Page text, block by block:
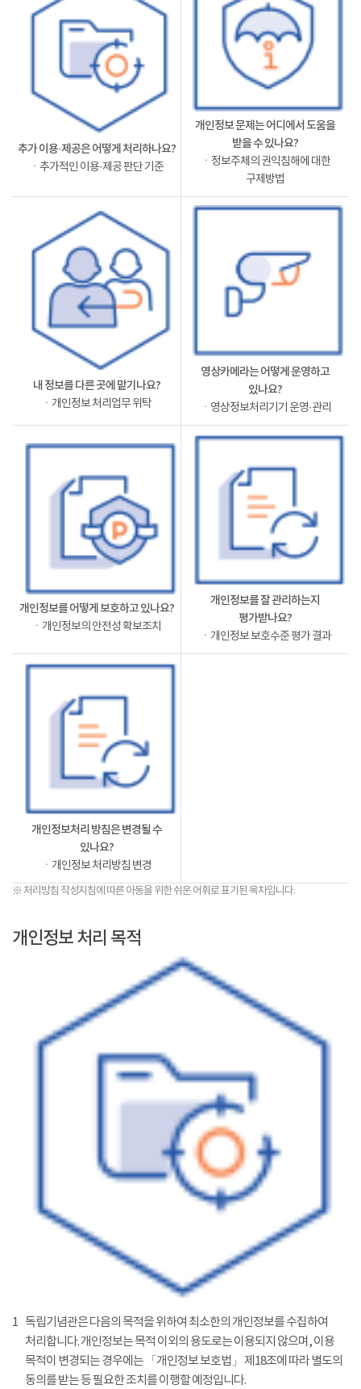
추가 이용·제공은 어떻게 처리하나요?
ㆍ추가적인 이용·제공 판단 기준
개인정보 문제는 어디에서 도움을
받을 수 있나요?
ㆍ정보주체의 권익침해에 대한
구제방법
내 정보를 다른 곳에 맡기나요?
ㆍ개인정보 처리업무 위탁
영상카메라는 어떻게 운영하고
있나요?
ㆍ영상정보처리기기 운영·관리
개인정보를 어떻게 보호하고 있나요?
ㆍ개인정보의 안전성 확보조치
개인정보를 잘 관리하는지
평가받나요?
ㆍ개인정보 보호수준 평가 결과
개인정보처리 방침은 변경될 수
있나요?
ㆍ개인정보 처리방침 변경
※ 처리방침 작성지침에 따른 아동을 위한 쉬운 어휘로 표기된 목차입니다.
개인정보 처리 목적
1 독립기념관은 다음의 목적을 위하여 최소한의 개인정보를 수집하여
처리합니다. 개인정보는 목적 이외의 용도로는 이용되지 않으며, 이용
목적이 변경되는 경우에는 「개인정보 보호법」 제18조에 따라 별도의
동의를 받는 등 필요한 조치를 이행할 예정입니다.